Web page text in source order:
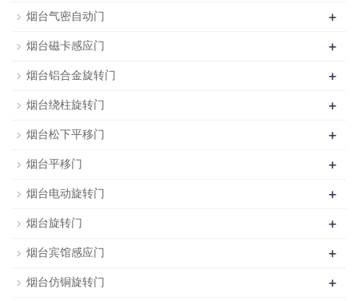
烟台气密自动门 +
烟台磁卡感应门 +
烟台铝合金旋转门 +
烟台绕柱旋转门 +
烟台松下平移门 +
烟台平移门 +
烟台电动旋转门 +
烟台旋转门 +
烟台宾馆感应门 +
烟台仿铜旋转门 +